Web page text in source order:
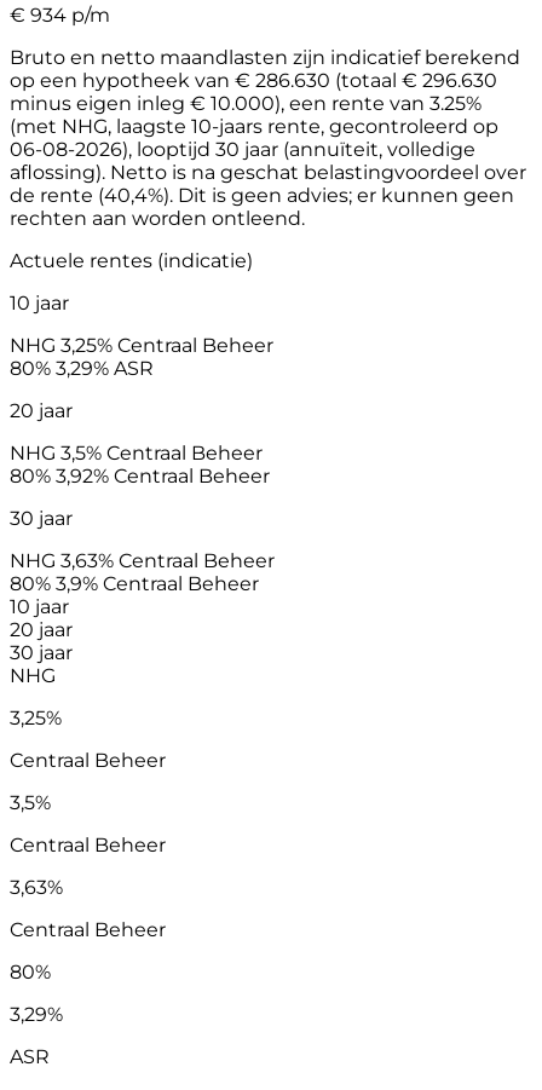
€ 934 p/m
Bruto en netto maandlasten zijn indicatief berekend
op een hypotheek van € 286.630 (totaal € 296.630
minus eigen inleg € 10.000), een rente van 3.25%
(met NHG, laagste 10-jaars rente, gecontroleerd op
06-08-2026), looptijd 30 jaar (annuïteit, volledige
aflossing). Netto is na geschat belastingvoordeel over
de rente (40,4%). Dit is geen advies; er kunnen geen
rechten aan worden ontleend.
Actuele rentes (indicatie)
10 jaar
NHG 3,25% Centraal Beheer
80% 3,29% ASR
20 jaar
NHG 3,5% Centraal Beheer
80% 3,92% Centraal Beheer
30 jaar
NHG 3,63% Centraal Beheer
80% 3,9% Centraal Beheer
10 jaar
20 jaar
30 jaar
NHG
3,25%
Centraal Beheer
3,5%
Centraal Beheer
3,63%
Centraal Beheer
80%
3,29%
ASR